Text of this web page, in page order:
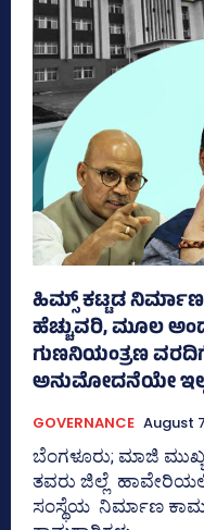
ಹಿಮ್ಸ್‌ ಕಟ್ಟಡ
ಹೆಚ್ಚುವರಿ, ಮೂಲ
ಗುಣನಿಯಂತ್ರಣ
ಅನುಮೋದನೆಯೇ
GOVERNANCE August
ಬೆಂಗಳೂರು; ಮಾಜಿ
ತವರು ಜಿಲ್ಲೆ
ಸಂಸ್ಥೆಯ ನಿರ್ಮಾಣ